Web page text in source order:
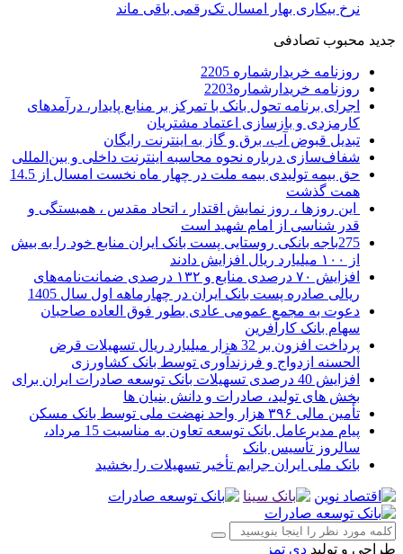
نرخ بیکاری بهار امسال تک‌رقمی باقی ماند
جدید محبوب تصادفی
روزنامه خریدارشماره 2205
روزنامه خریدارشماره2203
اجرای برنامه تحول بانک با تمرکز بر منابع پایدار، درآمدهای
کارمزدی و بازسازی اعتماد مشتریان
تبدیل قبوض آب، برق و گاز به اینترنت رایگان
شفاف‌سازی درباره نحوه محاسبه اینترنت داخلی و بین‌المللی
حق بیمه تولیدی بیمه ملت در چهار ماه نخست امسال از 14.5
همت گذشت
این روزها ، روز نمایش اقتدار ، اتحاد مقدس ، همبستگی و
قدر شناسی از امام شهید است
275باجه بانکی روستایی پست بانک ایران منابع خود را به بیش
از ۱۰۰ میلیارد ریال افزایش دادند
افزایش ۷۰ درصدی منابع و ۱۳۲ درصدی ضمانت‌نامه‌های
ریالی صادره پست بانک ایران در چهارماهه اول سال 1405
دعوت به مجمع عمومی عادی بطور فوق العاده صاحبان
سهام بانک کارآفرین
پرداخت افزون بر 32 هزار میلیارد ریال تسهیلات قرض
الحسنه ازدواج و فرزندآوری توسط بانک کشاورزی
افزایش 40 درصدی تسهیلات بانک توسعه صادرات ایران برای
بخش های تولید، صادرات و دانش بنیان ها
تأمین مالی ۳۹۶ هزار واحد نهضت ملی توسط بانک مسکن
پیام مدیرعامل بانک توسعه تعاون به مناسبت 15 مرداد،
سالروز تأسیس بانک
بانک ملی ایران جرایم تأخیر تسهیلات را بخشید
طراحی و تولید دی تمز